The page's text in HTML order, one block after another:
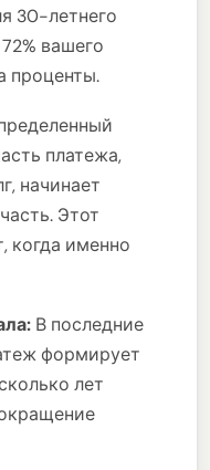
30-летнего
вашего
проценты.
платежа,
начинает
Этот
когда именно
В последние
формирует
лет